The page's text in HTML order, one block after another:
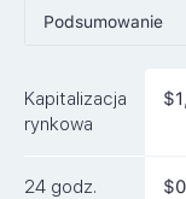
Podsumowanie
Rynki
Kapitalizacja
rynkowa
24 godz.